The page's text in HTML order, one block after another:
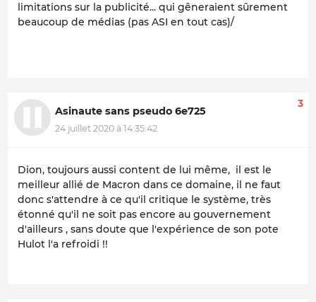
limitations sur la publicité... qui gêneraient sûrement
beaucoup de médias (pas ASI en tout cas)/
Asinaute sans pseudo 6e725
24 juillet 2020 à 14:35:42
3
Dion, toujours aussi content de lui même, il est le
meilleur allié de Macron dans ce domaine, il ne faut
donc s'attendre à ce qu'il critique le système, très
étonné qu'il ne soit pas encore au gouvernement
d'ailleurs , sans doute que l'expérience de son pote
Hulot l'a refroidi !!